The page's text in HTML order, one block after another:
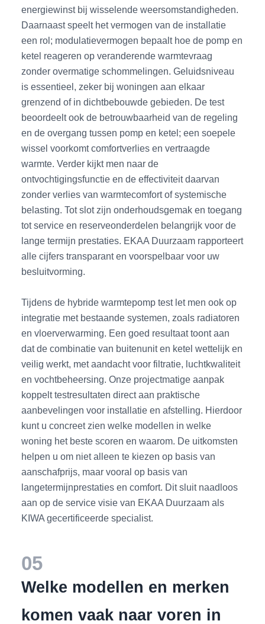
energiewinst bij wisselende weersomstandigheden.
Daarnaast speelt het vermogen van de installatie
een rol; modulatievermogen bepaalt hoe de pomp en
ketel reageren op veranderende warmtevraag
zonder overmatige schommelingen. Geluidsniveau
is essentieel, zeker bij woningen aan elkaar
grenzend of in dichtbebouwde gebieden. De test
beoordeelt ook de betrouwbaarheid van de regeling
en de overgang tussen pomp en ketel; een soepele
wissel voorkomt comfortverlies en vertraagde
warmte. Verder kijkt men naar de
ontvochtigingsfunctie en de effectiviteit daarvan
zonder verlies van warmtecomfort of systemische
belasting. Tot slot zijn onderhoudsgemak en toegang
tot service en reserveonderdelen belangrijk voor de
lange termijn prestaties. EKAA Duurzaam rapporteert
alle cijfers transparant en voorspelbaar voor uw
besluitvorming.
Tijdens de hybride warmtepomp test let men ook op
integratie met bestaande systemen, zoals radiatoren
en vloerverwarming. Een goed resultaat toont aan
dat de combinatie van buitenunit en ketel wettelijk en
veilig werkt, met aandacht voor filtratie, luchtkwaliteit
en vochtbeheersing. Onze projectmatige aanpak
koppelt testresultaten direct aan praktische
aanbevelingen voor installatie en afstelling. Hierdoor
kunt u concreet zien welke modellen in welke
woning het beste scoren en waarom. De uitkomsten
helpen u om niet alleen te kiezen op basis van
aanschafprijs, maar vooral op basis van
langetermijnprestaties en comfort. Dit sluit naadloos
aan op de service visie van EKAA Duurzaam als
KIWA gecertificeerde specialist.
05
Welke modellen en merken
komen vaak naar voren in